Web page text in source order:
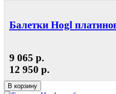
Балетки Hogl
9 065 р.
12 950 р.
В корзину